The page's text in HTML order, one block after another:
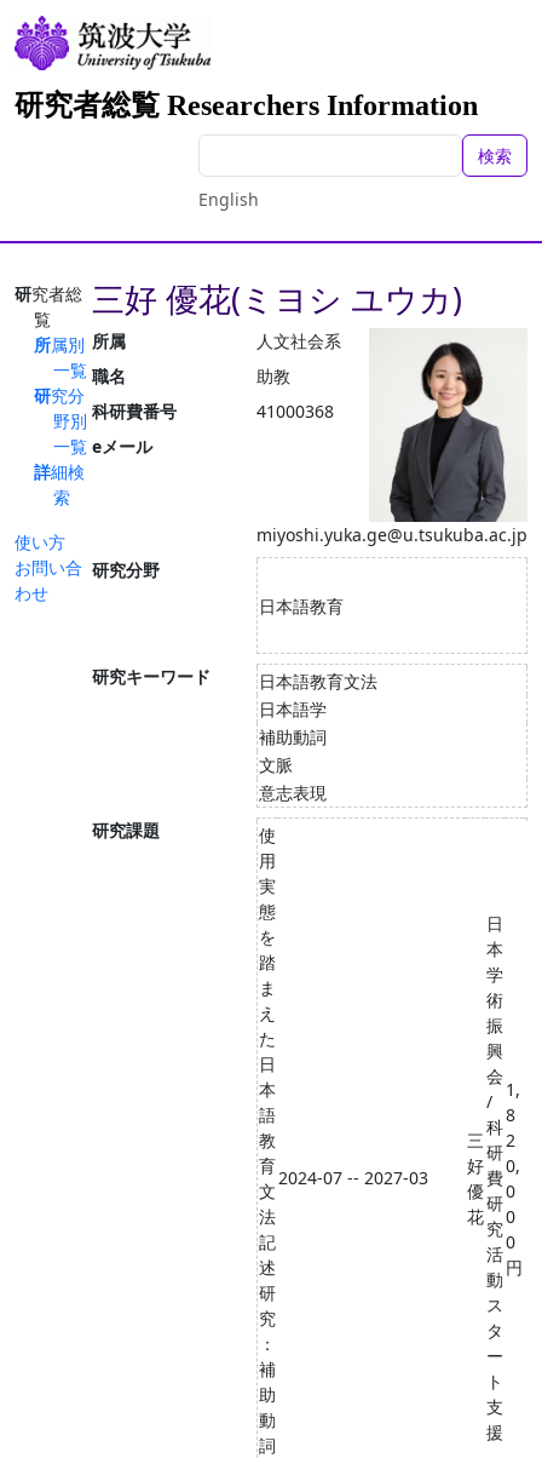
研究者総覧 Researchers Information
検索
English
研究者総
覧
所属別
一覧
研究分
野別
一覧
詳細検
索
使い方
お問い合
わせ
三好 優花(ミヨシ ユウカ)
所属
人文社会系
職名
助教
科研費番号
41000368
eメール
miyoshi.yuka.ge@u.tsukuba.ac.jp
研究分野
日本語教育
研究キーワード
日本語教育文法
日本語学
補助動詞
文脈
意志表現
研究課題
使
用
実
態
を
踏
ま
え
た
日
本
語
教
育
文
法
記
述
研
究
：
補
助
動
詞
2024-07 -- 2027-03
三
好
優
花
日
本
学
術
振
興
会
/
科
研
費
研
究
活
動
ス
タ
ー
ト
支
援
1,
8
2
0,
0
0
0
円